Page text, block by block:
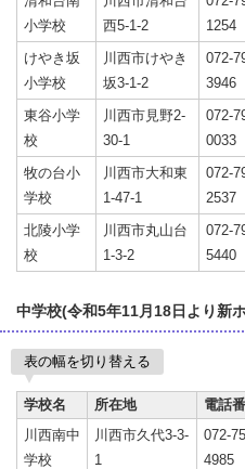
小学校
西5-1-2
1254
けやき坂
小学校
川西市けやき
坂3-1-2
072-
3946
東谷小学
校
川西市見野2-
30-1
072-
0033
牧の台小
学校
川西市大和東
1-47-1
072-
2537
北陵小学
校
川西市丸山台
1-3-2
072-
5440
中学校(令和5年11月18日より新
表の幅を切り替える
学校名 所在地 電話
川西南中
学校
川西市久代3-3-
1
072-
4985